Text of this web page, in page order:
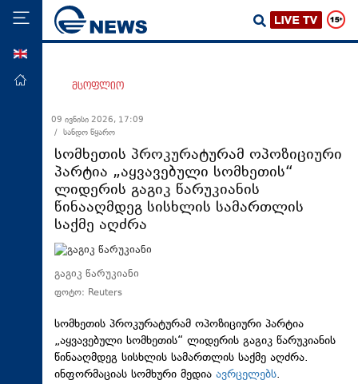
მთავარი
ეკონომიკა
მსოფლიო
ჯანდაცვა
საზოგადოება
რეგიონი
კულტურა
სპორტი
ტექნოლოგიები
მსოფლიო
09 ივნისი 2026, 17:09
/ სანდო წყარო
სომხეთის პროკურატურამ ოპოზიციური
პარტია „აყვავებული სომხეთის“
ლიდერის გაგიკ წარუკიანის
წინააღმდეგ სისხლის სამართლის
საქმე აღძრა
გაგიკ წარუკიანი
ფოტო: Reuters
სომხეთის პროკურატურამ ოპოზიციური პარტია
„აყვავებული სომხეთის“ ლიდერის გაგიკ წარუკიანის
წინააღმდეგ სისხლის სამართლის საქმე აღძრა.
ინფორმაციას სომხური მედია ავრცელებს.